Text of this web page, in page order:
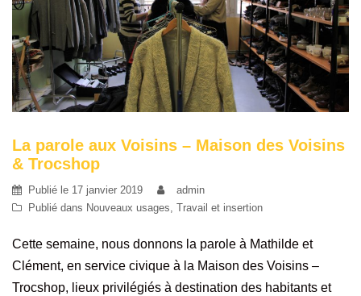
La parole aux Voisins – Maison des Voisins
& Trocshop
Publié le 17 janvier 2019
admin
Publié dans Nouveaux usages, Travail et insertion
Cette semaine, nous donnons la parole à Mathilde et
Clément, en service civique à la Maison des Voisins –
Trocshop, lieux privilégiés à destination des habitants et